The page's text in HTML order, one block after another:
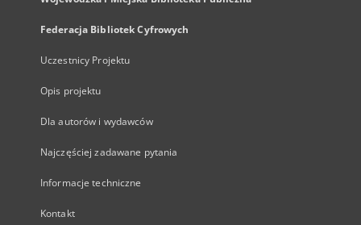
Federacja Bibliotek Cyfrowych
Uczestnicy Projektu
Opis projektu
Dla autorów i wydawców
Najczęściej zadawane pytania
Informacje techniczne
Kontakt